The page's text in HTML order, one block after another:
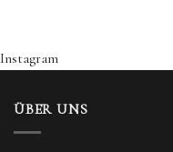
Instagram
ÜBER UNS